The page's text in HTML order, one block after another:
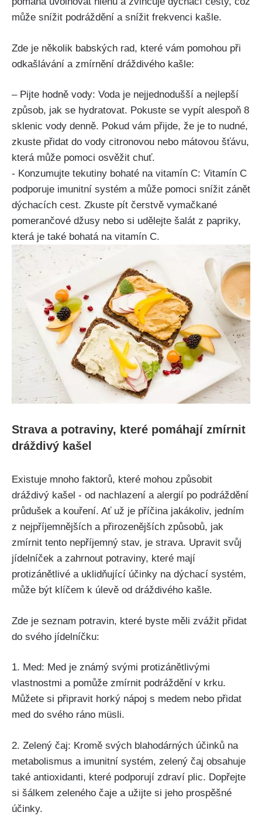
může snížit podráždění a snížit frekvenci kašle.
Zde ⁢je několik ⁢babských rad, které vám pomohou při​
odkašlávání a zmírnění dráždivého kašle:
– Pijte hodně‍ vody: ⁢Voda je nejjednodušší a nejlepší
způsob, jak se hydratovat. Pokuste se​ vypít alespoň 8
sklenic vody denně. Pokud vám přijde, že je to nudné,
⁤zkuste⁣ přidat do vody‍ citronovou nebo mátovou šťávu,
která ​může pomoci ‌osvěžit chuť.
-​ Konzumujte tekutiny ⁣bohaté na ‌vitamín C: Vitamín⁢ C
podporuje imunitní systém a⁤ může pomoci snížit zánět
dýchacích cest. Zkuste pít čerstvě vymačkané
pomerančové džusy nebo si udělejte šalát z ‌papriky,
která je také bohatá na​ vitamín‍ C.
Strava a‍ potraviny, které pomáhají zmírnit
dráždivý kašel
Existuje mnoho faktorů, které mohou ⁤způsobit
⁣dráždivý ⁢kašel ⁣- od nachlazení a alergií po podráždění
průdušek⁤ a kouření. Ať‍ už‍ je ​příčina jakákoliv, jedním
z nejpříjemnějších a⁤ přirozenějších způsobů, jak
zmírnit tento​ nepříjemný stav, je ⁤strava. Upravit svůj
jídelníček a ‍zahrnout​ potraviny, které ‌mají
protizánětlivé⁣ a ​uklidňující účinky ‌na dýchací ‍systém,
může⁢ být ‌klíčem k úlevě od dráždivého kašle.
Zde je seznam potravin, které byste měli zvážit‌ přidat
do svého jídelníčku:
1. ⁤Med: Med je známý svými⁣ protizánětlivými ​
vlastnostmi a ​pomůže zmírnit podráždění v krku.
Můžete⁤ si připravit horký nápoj s medem nebo přidat
med do svého ⁤ráno müsli.
2. Zelený čaj: ⁢Kromě svých blahodárných‌ účinků na
metabolismus a imunitní ​systém,⁣ zelený ‍čaj obsahuje⁤
také antioxidanti, které podporují⁢ zdraví plic. Dopřejte
si⁣ šálkem zeleného čaje ​a užijte si jeho prospěšné
účinky.